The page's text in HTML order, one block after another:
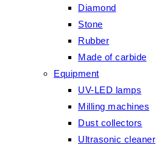
Diamond
Stone
Rubber
Made of carbide
Equipment
UV-LED lamps
Milling machines
Dust collectors
Ultrasonic cleaner